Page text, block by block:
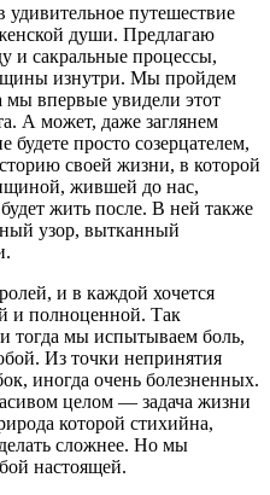
путешествие
души. Предлагаю
и сакральные процессы,
изнутри. Мы пройдем
мы впервые увидели этот
А может, даже заглянем
просто созерцателем,
своей жизни, в которой
жившей до нас,
жить после. В ней также
узор, вытканный
и в каждой хочется
и полноценной. Так
тогда мы испытываем боль,
Из точки непринятия
иногда очень болезненных.
целом — задача жизни
которой стихийна,
сложнее. Но мы
настоящей.